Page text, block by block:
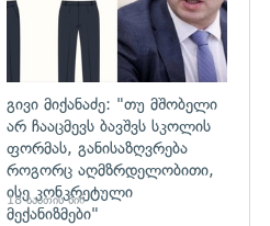
გივი მიქანაძე: "თუ მშობელი
არ ჩააცმევს ბავშვს სკოლის
ფორმას, განისაზღვრება
როგორც აღმზრდელობითი,
ისე კონკრეტული
მექანიზმები"
18 საათის წინ